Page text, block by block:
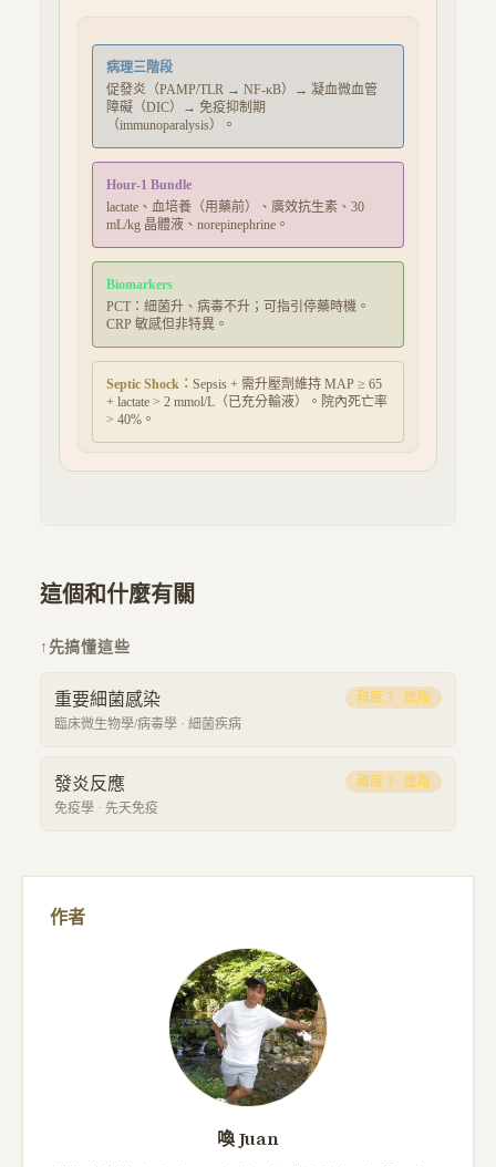
病理三階段
促發炎（PAMP/TLR → NF-κB）→ 凝血微血管
障礙（DIC）→ 免疫抑制期
（immunoparalysis）。
Hour-1 Bundle
lactate、血培養（用藥前）、廣效抗生素、30
mL/kg 晶體液、norepinephrine。
Biomarkers
PCT：細菌升、病毒不升；可指引停藥時機。
CRP 敏感但非特異。
Septic Shock： Sepsis + 需升壓劑維持 MAP ≥ 65
+ lactate > 2 mmol/L（已充分輸液）。院內死亡率
> 40%。
這個和什麼有關
↑ 先搞懂這些
重要細菌感染
臨床微生物學/病毒學 · 細菌疾病
難度 3 · 進階
發炎反應
免疫學 · 先天免疫
難度 3 · 進階
作者
喚 Juan